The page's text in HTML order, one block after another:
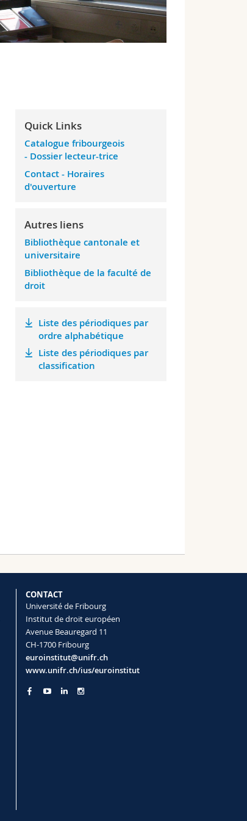
Quick Links
Catalogue fribourgeois
- Dossier lecteur-trice
Contact - Horaires
d'ouverture
Autres liens
Bibliothèque cantonale et
universitaire
Bibliothèque de la faculté de
droit
Liste des périodiques par
ordre alphabétique
Liste des périodiques par
classification
CONTACT
Université de Fribourg
Institut de droit européen
Avenue Beauregard 11
CH-1700 Fribourg
euroinstitut@unifr.ch
www.unifr.ch/ius/euroinstitut